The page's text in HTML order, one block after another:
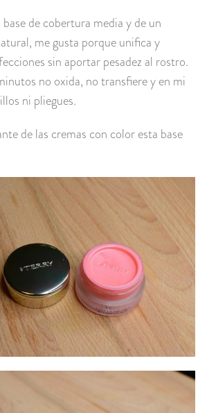
de cobertura media y de un
me gusta porque unifica y
sin aportar pesadez al rostro.
no oxida, no transfiere y en mi
ni pliegues.
de las cremas con color esta base